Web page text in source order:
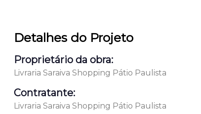
Detalhes do Projeto
Proprietário da obra:
Livraria Saraiva Shopping Pátio Paulista
Contratante:
Livraria Saraiva Shopping Pátio Paulista